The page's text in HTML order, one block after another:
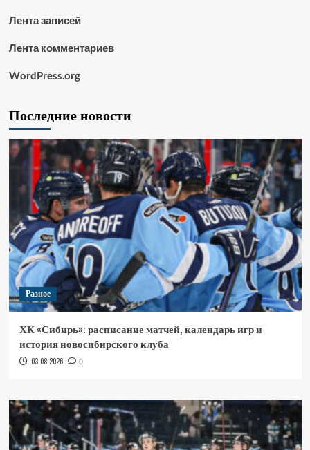
Лента записей
Лента комментариев
WordPress.org
Последние новости
Разное
ХК «Сибирь»: расписание матчей, календарь игр и
история новосибирского клуба
03.08.2026 0